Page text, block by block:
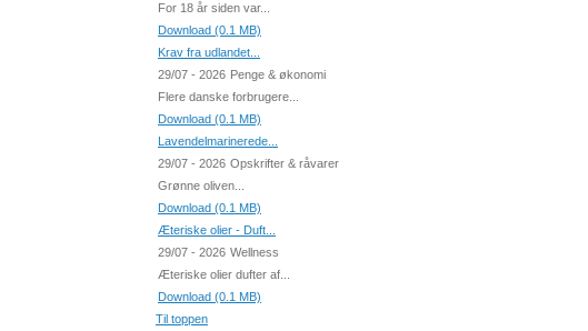
For 18 år siden var...
Download (0.1 MB)
Krav fra udlandet...
29/07 - 2026 Penge & økonomi
Flere danske forbrugere...
Download (0.1 MB)
Lavendelmarinerede...
29/07 - 2026 Opskrifter & råvarer
Grønne oliven...
Download (0.1 MB)
Æteriske olier - Duft...
29/07 - 2026 Wellness
Æteriske olier dufter af...
Download (0.1 MB)
Til toppen